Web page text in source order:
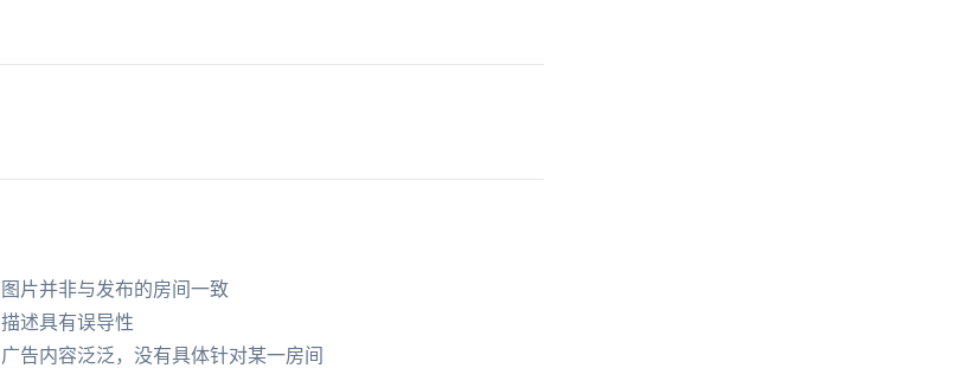
图片并非与发布的房间一致
描述具有误导性
广告内容泛泛，没有具体针对某一房间